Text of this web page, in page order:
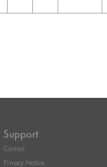
Support
Contact
Privacy Notice